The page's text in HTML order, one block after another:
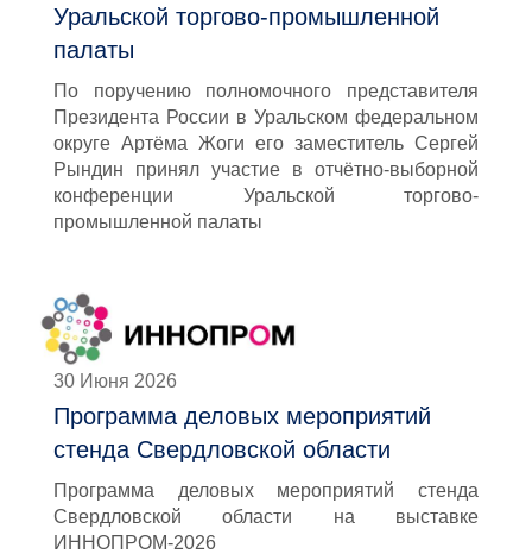
Уральской торгово-промышленной
палаты
По поручению полномочного представителя
Президента России в Уральском федеральном
округе Артёма Жоги его заместитель Сергей
Рындин принял участие в отчётно-выборной
конференции Уральской торгово-
промышленной палаты
30 Июня 2026
Программа деловых мероприятий
стенда Свердловской области
Программа деловых мероприятий стенда
Свердловской области на выставке
ИННОПРОМ-2026